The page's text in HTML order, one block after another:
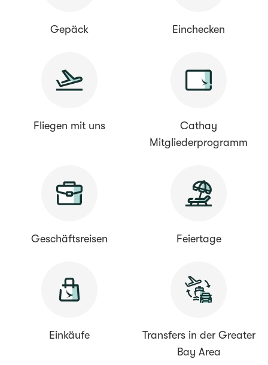
Gepäck Einchecken
Fliegen mit uns
Cathay
Mitgliederprogramm
Geschäftsreisen Feiertage
Einkäufe
Transfers in der Greater
Bay Area